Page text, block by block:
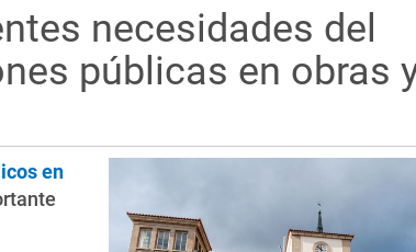
necesidades del
públicas en obras
en